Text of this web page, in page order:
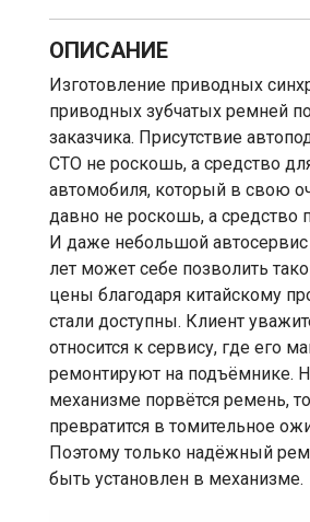
ОПИСАНИЕ
Изготовление приводных
приводных зубчатых ремней
заказчика. Присутствие
СТО не роскошь, а средство
автомобиля, который в свою
давно не роскошь, а средство
И даже небольшой
лет может себе позволить
цены благодаря китайскому
стали доступны. Клиент
относится к сервису, где его
ремонтируют на подъёмнике.
механизме порвётся ремень,
превратится в томительное
Поэтому только надёжный
быть установлен в механизме.